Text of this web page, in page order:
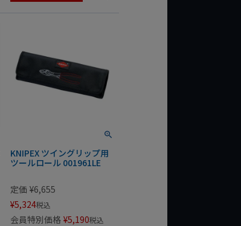
KNIPEX ツイングリップ用
ツールロール 001961LE
定価 ¥6,655
¥5,324税込
会員特別価格 ¥5,190税込